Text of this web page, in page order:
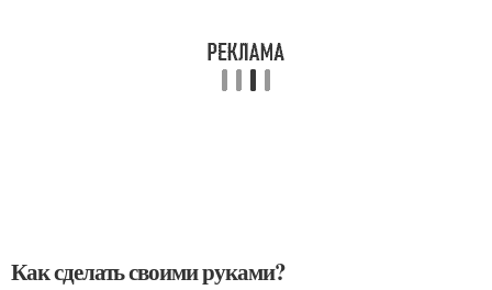
Как сделать своими руками?